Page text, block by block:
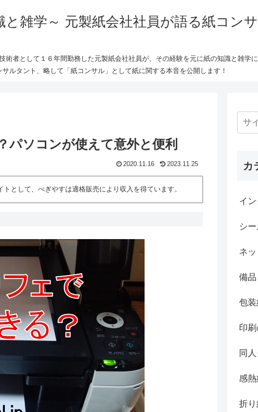
と雑学～ 元製紙会社社員が語る紙コン
者として１６年間勤務した元製紙会社社員が、その経験を元に紙の知識と雑学
サルタント、略して「紙コンサル」として紙に関する本音を公開します！
パソコンが使えて意外と便利
2020.11.16 2023.11.25
として、べぎやすは適格販売により収入を得ています。
カ
イ
シ
ネ
備
包
印
同
感
折